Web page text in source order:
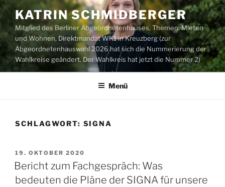
Zum
Inhalt
springen
KATRIN SCHMIDBERGER
Mitglied des Berliner Abgeordnetenhauses, Themen: Mieten
und Wohnen, Direktmandat WK1 in Kreuzberg (zur
Abgeordnetenhauswahl 2026 hat sich die Nummerierung der
Wahlkreise geändert. Der Wahlkreis hat jetzt die Nummer 2)
Menü
SCHLAGWORT: SIGNA
VERÖFFENTLICHT
AM
19. OKTOBER 2020
Bericht zum Fachgespräch: Was
bedeuten die Pläne der SIGNA für unsere